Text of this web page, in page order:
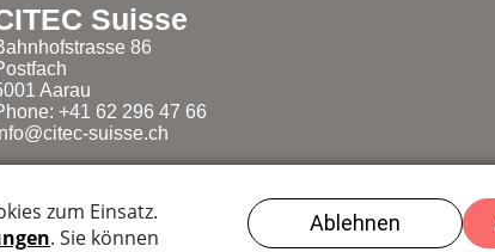
Suisse
86
Aarau
+41 62 296 47 66
suisse.ch